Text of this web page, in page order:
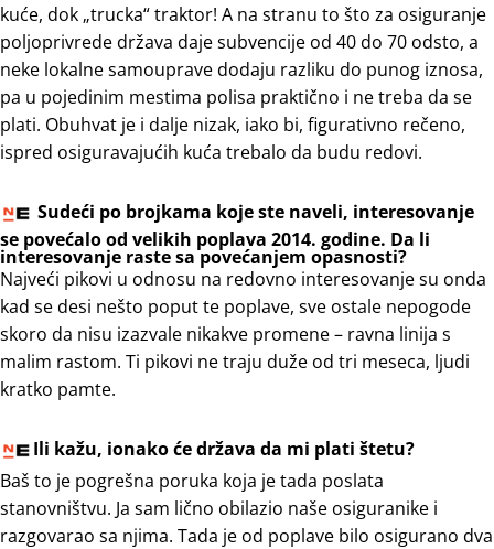
kuće, dok „trucka“ traktor! A na stranu to što za osiguranje
poljoprivrede država daje subvencije od 40 do 70 odsto, a
neke lokalne samouprave dodaju razliku do punog iznosa,
pa u pojedinim mestima polisa praktično i ne treba da se
plati. Obuhvat je i dalje nizak, iako bi, figurativno rečeno,
ispred osiguravajućih kuća trebalo da budu redovi.
Sudeći po brojkama koje ste naveli, interesovanje
se povećalo od velikih poplava 2014. godine. Da li
interesovanje raste sa povećanjem opasnosti?
Najveći pikovi u odnosu na redovno interesovanje su onda
kad se desi nešto poput te poplave, sve ostale nepogode
skoro da nisu izazvale nikakve promene – ravna linija s
malim rastom. Ti pikovi ne traju duže od tri meseca, ljudi
kratko pamte.
Ili kažu, ionako će država da mi plati štetu?
Baš to je pogrešna poruka koja je tada poslata
stanovništvu. Ja sam lično obilazio naše osiguranike i
razgovarao sa njima. Tada je od poplave bilo osigurano dva